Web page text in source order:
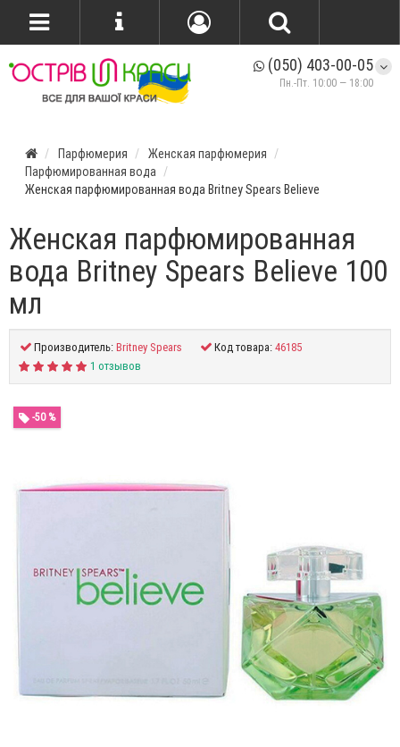
(050) 403-00-05
Пн.-Пт. 10:00 — 18:00
Парфюмерия
Женская парфюмерия
Парфюмированная вода
Женская парфюмированная вода Britney Spears Believe
Женская парфюмированная
вода Britney Spears Believe 100
мл
Производитель:Britney Spears Код товара:46185
1 отзывов
-50 %